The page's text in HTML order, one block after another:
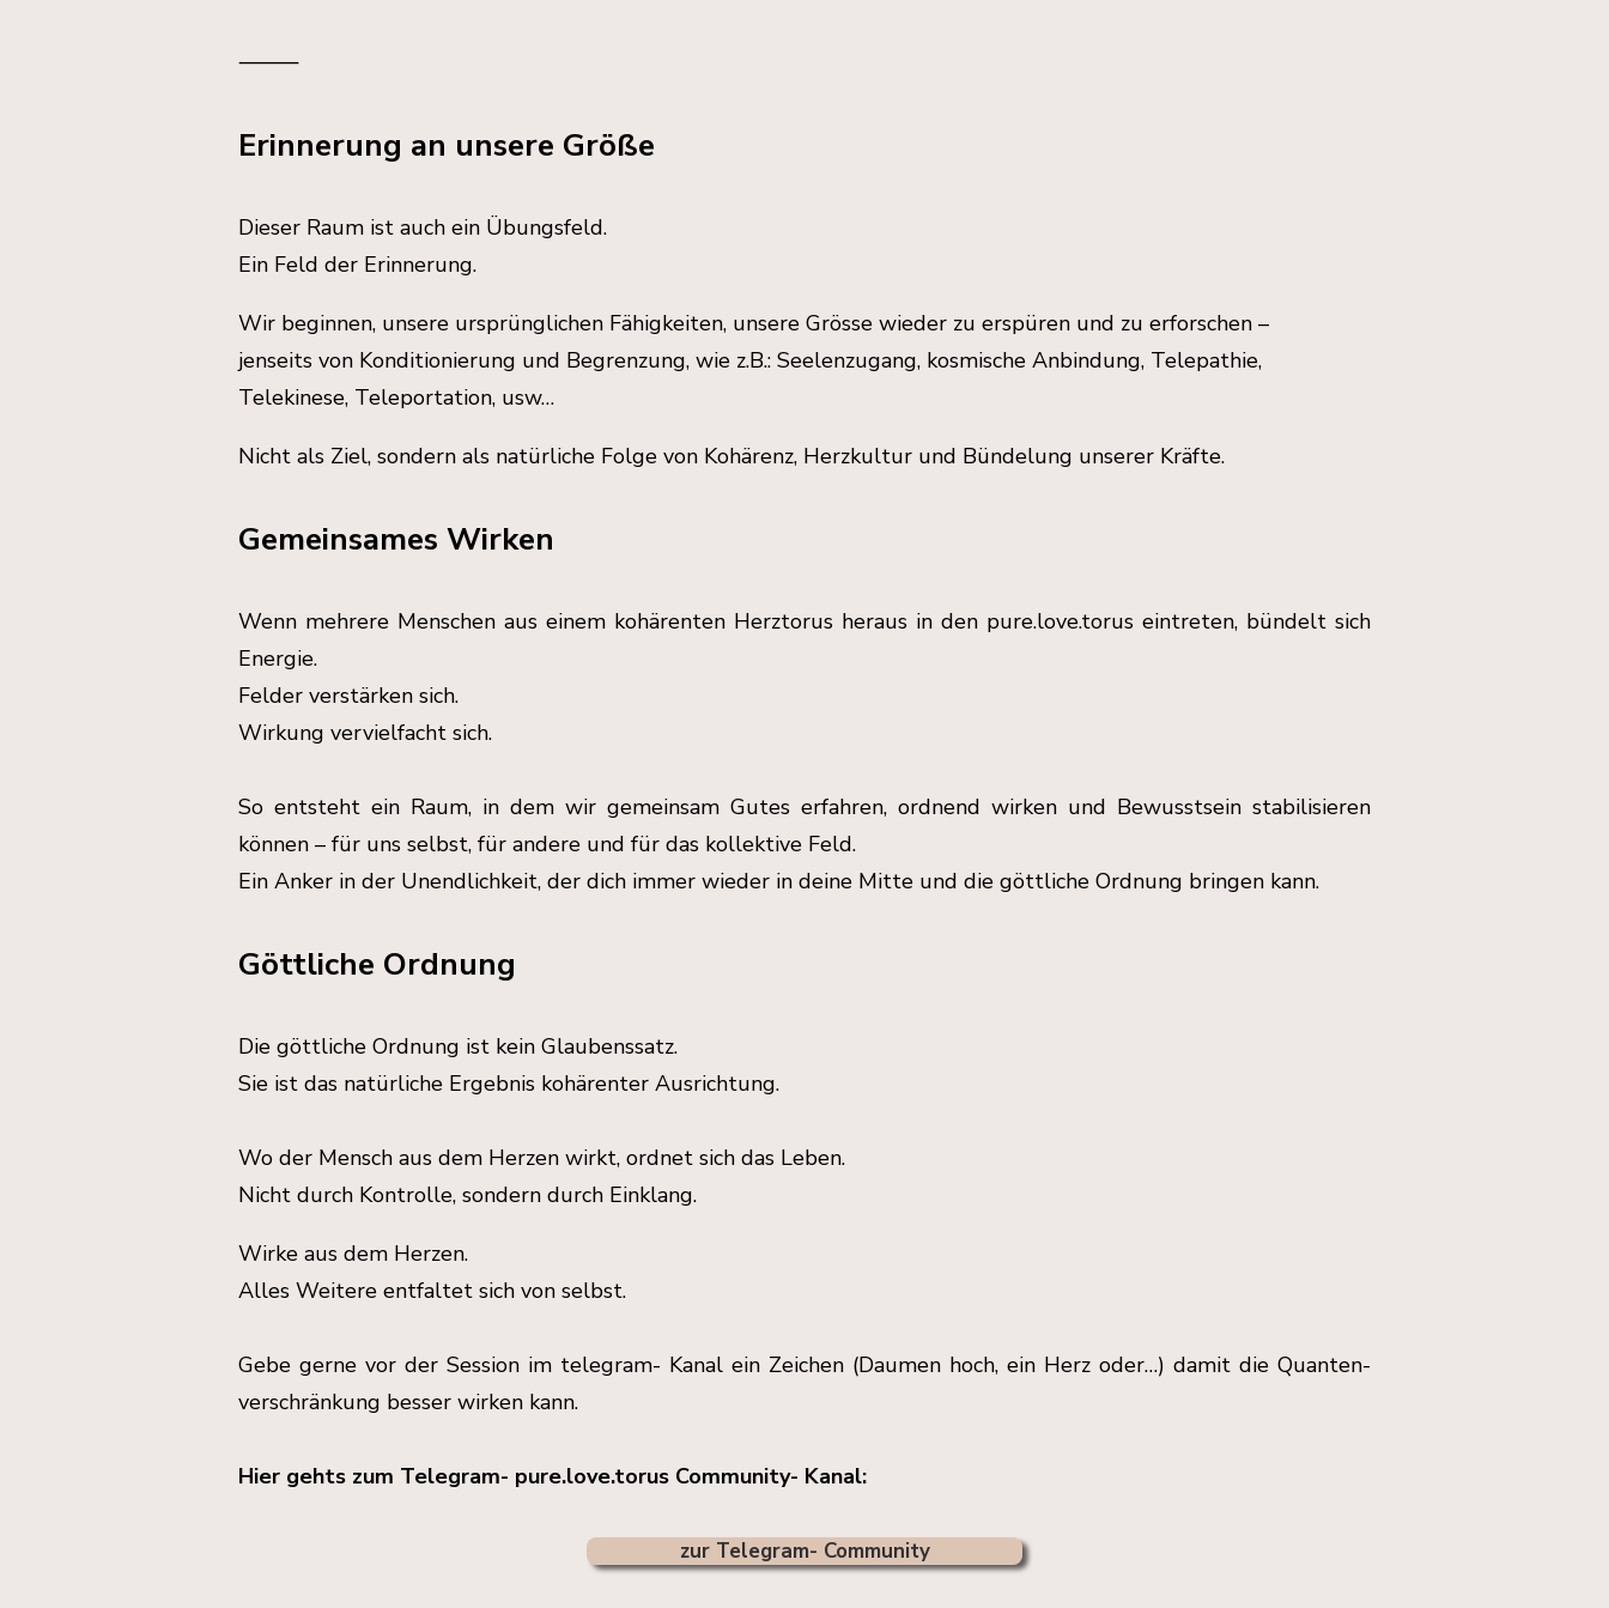
⸻
Erinnerung an unsere Größe
Dieser Raum ist auch ein Übungsfeld.
Ein Feld der Erinnerung.
Wir beginnen, unsere ursprünglichen Fähigkeiten, unsere Grösse wieder zu erspüren und zu erforschen –
jenseits von Konditionierung und Begrenzung, wie z.B.: Seelenzugang, kosmische Anbindung, Telepathie,
Telekinese, Teleportation, usw…
Nicht als Ziel, sondern als natürliche Folge von Kohärenz, Herzkultur und Bündelung unserer Kräfte.
Gemeinsames Wirken
Wenn mehrere Menschen aus einem kohärenten Herztorus heraus in den pure.love.torus eintreten, bündelt sich
Energie.
Felder verstärken sich.
Wirkung vervielfacht sich.
So entsteht ein Raum, in dem wir gemeinsam Gutes erfahren, ordnend wirken und Bewusstsein stabilisieren
können – für uns selbst, für andere und für das kollektive Feld.
Ein Anker in der Unendlichkeit, der dich immer wieder in deine Mitte und die göttliche Ordnung bringen kann.
Göttliche Ordnung
Die göttliche Ordnung ist kein Glaubenssatz.
Sie ist das natürliche Ergebnis kohärenter Ausrichtung.
Wo der Mensch aus dem Herzen wirkt, ordnet sich das Leben.
Nicht durch Kontrolle, sondern durch Einklang.
Wirke aus dem Herzen.
Alles Weitere entfaltet sich von selbst.
Gebe gerne vor der Session im telegram- Kanal ein Zeichen (Daumen hoch, ein Herz oder…) damit die Quanten-
verschränkung besser wirken kann.
Hier gehts zum Telegram- pure.love.torus Community- Kanal:
zur Telegram- Community